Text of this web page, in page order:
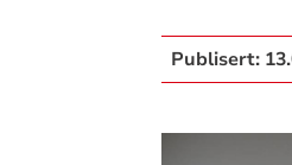
Publisert: